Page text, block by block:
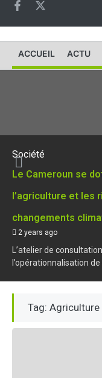
ACCUEIL ACTU
Société
Le Cameroun se
l’agriculture et les
changements
2 years ago
L’atelier de
l’opérationnalisation
Tag: Agriculture